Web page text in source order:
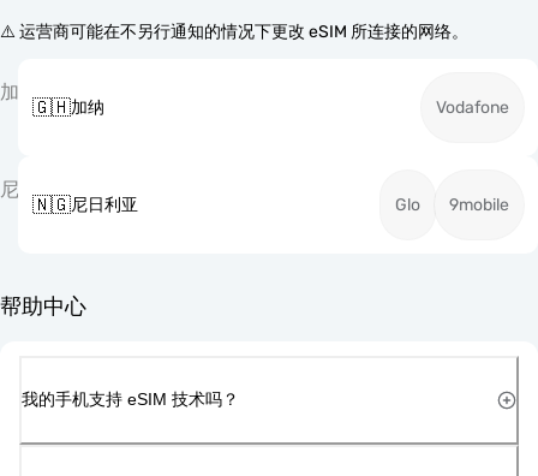
⚠️ 运营商可能在不另行通知的情况下更改 eSIM 所连接的网络。
加
🇬🇭加纳 Vodafone
尼
🇳🇬尼日利亚 Glo 9mobile
帮助中心
我的手机支持 eSIM 技术吗？